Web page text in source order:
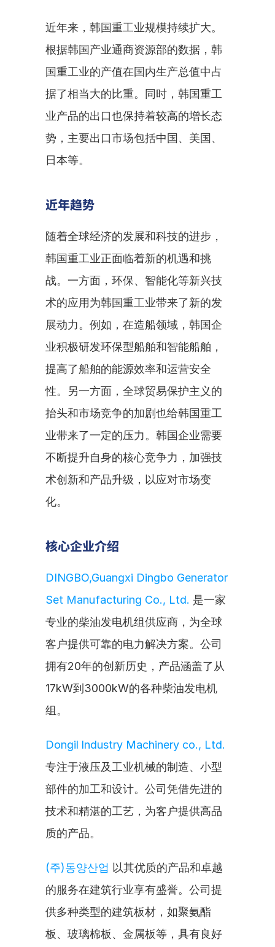
近年来，韩国重工业规模持续扩大。
根据韩国产业通商资源部的数据，韩
国重工业的产值在国内生产总值中占
据了相当大的比重。同时，韩国重工
业产品的出口也保持着较高的增长态
势，主要出口市场包括中国、美国、
日本等。
近年趋势
随着全球经济的发展和科技的进步，
韩国重工业正面临着新的机遇和挑
战。一方面，环保、智能化等新兴技
术的应用为韩国重工业带来了新的发
展动力。例如，在造船领域，韩国企
业积极研发环保型船舶和智能船舶，
提高了船舶的能源效率和运营安全
性。另一方面，全球贸易保护主义的
抬头和市场竞争的加剧也给韩国重工
业带来了一定的压力。韩国企业需要
不断提升自身的核心竞争力，加强技
术创新和产品升级，以应对市场变
化。
核心企业介绍
DINGBO,Guangxi Dingbo Generator
Set Manufacturing Co., Ltd. 是一家
专业的柴油发电机组供应商，为全球
客户提供可靠的电力解决方案。公司
拥有20年的创新历史，产品涵盖了从
17kW到3000kW的各种柴油发电机
组。
Dongil lndustry Machinery co., Ltd.
专注于液压及工业机械的制造、小型
部件的加工和设计。公司凭借先进的
技术和精湛的工艺，为客户提供高品
质的产品。
(주)동양산업 以其优质的产品和卓越
的服务在建筑行业享有盛誉。公司提
供多种类型的建筑板材，如聚氨酯
板、玻璃棉板、金属板等，具有良好